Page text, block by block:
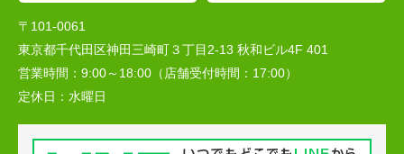
〒101-0061
東京都千代田区神田三崎町３丁目2-13 秋和ビル4F 401
営業時間： 9:00～18:00（店舗受付時間：17:00）
定休日： 水曜日